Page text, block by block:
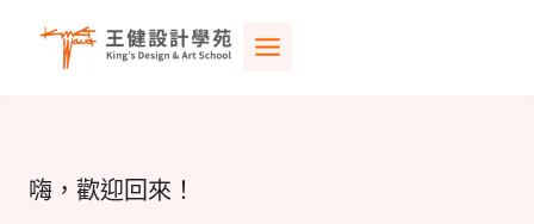
嗨，歡迎回來！